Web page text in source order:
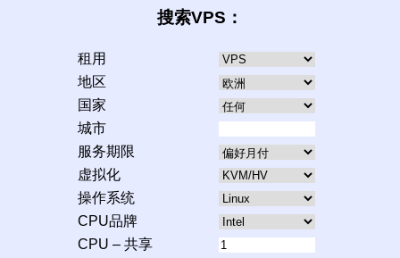
搜索VPS：
租用
地区
国家
城市
服务期限
虚拟化
操作系统
CPU品牌
CPU – 共享